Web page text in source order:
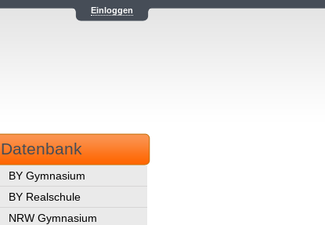
Einloggen
Datenbank
BY Gymnasium
BY Realschule
NRW Gymnasium